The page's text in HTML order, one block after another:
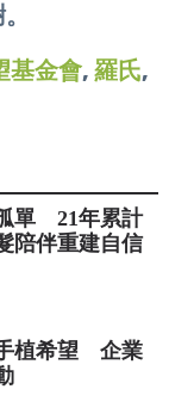
基金會, 羅氏,
單 21年累計
陪伴重建自信
植希望 企業